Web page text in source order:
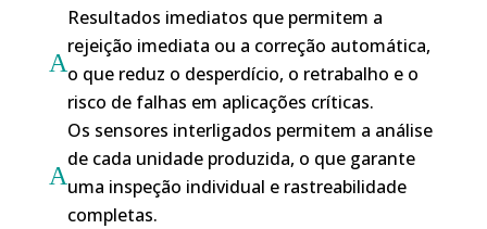
A
Resultados imediatos que permitem a
rejeição imediata ou a correção automática,
o que reduz o desperdício, o retrabalho e o
risco de falhas em aplicações críticas.
A
Os sensores interligados permitem a análise
de cada unidade produzida, o que garante
uma inspeção individual e rastreabilidade
completas.